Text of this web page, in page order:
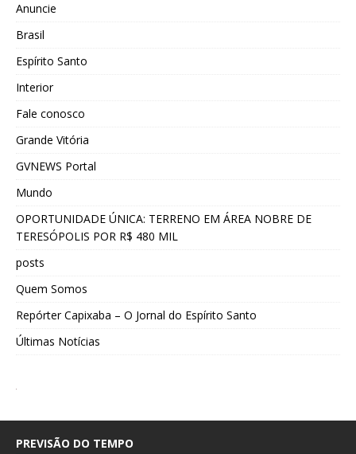
Anuncie
Brasil
Espírito Santo
Interior
Fale conosco
Grande Vitória
GVNEWS Portal
Mundo
OPORTUNIDADE ÚNICA: TERRENO EM ÁREA NOBRE DE
TERESÓPOLIS POR R$ 480 MIL
posts
Quem Somos
Repórter Capixaba – O Jornal do Espírito Santo
Últimas Notícias
PREVISÃO DO TEMPO